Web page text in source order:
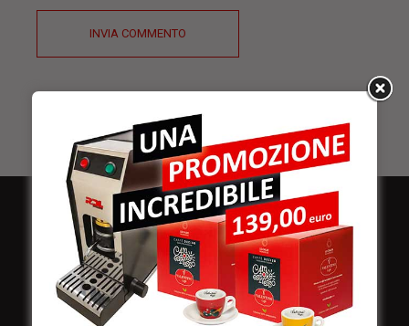
INVIA COMMENTO